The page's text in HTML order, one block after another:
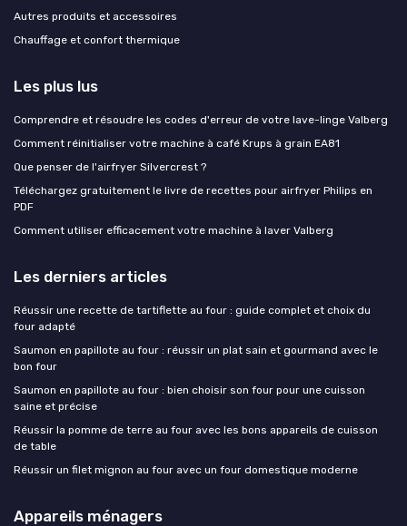
Autres produits et accessoires
Chauffage et confort thermique
Les plus lus
Comprendre et résoudre les codes d'erreur de votre lave-linge Valberg
Comment réinitialiser votre machine à café Krups à grain EA81
Que penser de l'airfryer Silvercrest ?
Téléchargez gratuitement le livre de recettes pour airfryer Philips en
PDF
Comment utiliser efficacement votre machine à laver Valberg
Les derniers articles
Réussir une recette de tartiflette au four : guide complet et choix du
four adapté
Saumon en papillote au four : réussir un plat sain et gourmand avec le
bon four
Saumon en papillote au four : bien choisir son four pour une cuisson
saine et précise
Réussir la pomme de terre au four avec les bons appareils de cuisson
de table
Réussir un filet mignon au four avec un four domestique moderne
Appareils ménagers